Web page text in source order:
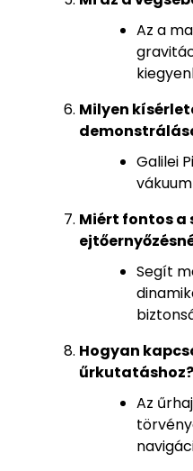
Az a
Milyen
Galilei
Miért fontos a
Segít
Hogyan
űrkutatáshoz?
Az